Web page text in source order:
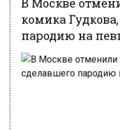
комика
пародию на